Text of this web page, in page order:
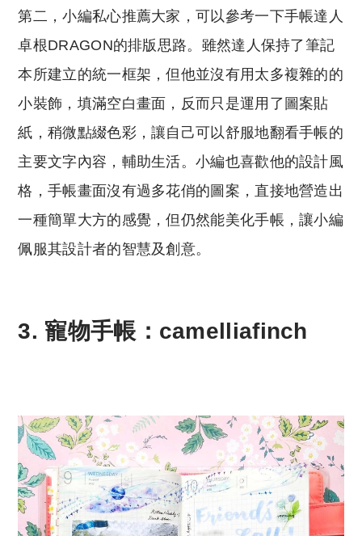
第二，小編私心推薦大家，可以參考一下手帳達人
卓根DRAGON的排版思路。雖然達人保持了筆記
本所建立的統一框架，但他並沒有用太多複雜的的
小裝飾，填滿空白畫面，反而只是運用了圖案貼
紙，稍微點綴色彩，讓自己可以舒服地翻看手帳的
主要文字內容，輔助生活。小編也喜歡他的設計風
格，手帳畫面沒有過多花俏的圖案，直接地營造出
一種簡單大方的感覺，但仍然能美化手帳，讓小編
佩服其設計者的智慧及創意。
3. 寵物手帳：camelliafinch